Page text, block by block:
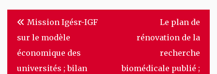
Navigation
l’article
Mission Igésr-IGF
sur le modèle
économique des
universités ; bilan
Le plan de
rénovation de la
recherche
biomédicale publié ;